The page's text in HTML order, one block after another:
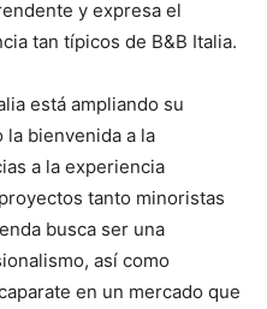
y expresa el
tan típicos de B&B Italia.
está ampliando su
bienvenida a la
a la experiencia
tanto minoristas
busca ser una
así como
en un mercado que